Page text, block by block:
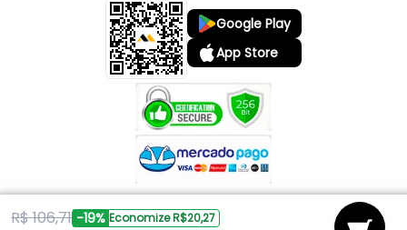
R$ 106,71 -19% Economize R$20,27
Google Play
App Store
Copyright © 2026 Mark Ferragens. Todos os direitos reservados.